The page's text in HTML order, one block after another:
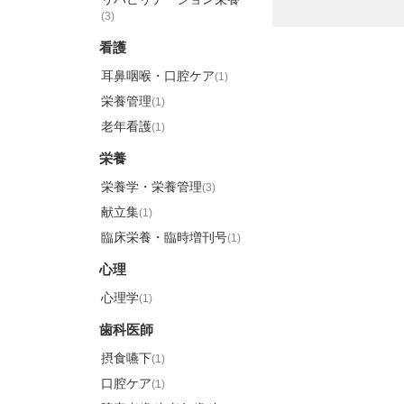
(3)
看護
耳鼻咽喉・口腔ケア(1)
栄養管理(1)
老年看護(1)
栄養
栄養学・栄養管理(3)
献立集(1)
臨床栄養・臨時増刊号(1)
心理
心理学(1)
歯科医師
摂食嚥下(1)
口腔ケア(1)